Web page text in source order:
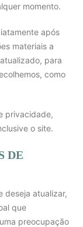
momento.
após
materiais a
para
como
privacidade,
o site.
DE
deseja atualizar,
que
preocupação